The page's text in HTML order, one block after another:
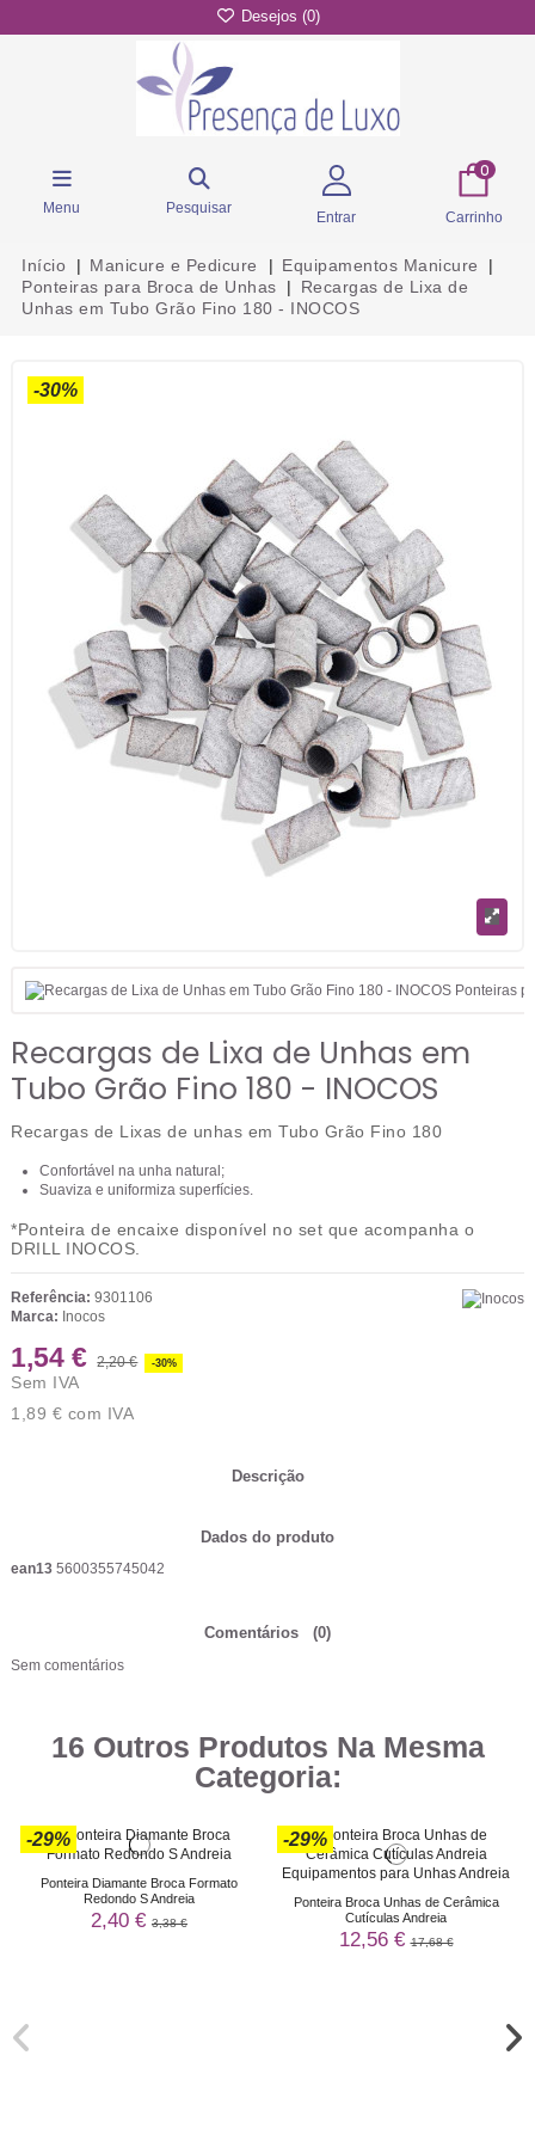
Desejos (0)
Menu Pesquisar
Entrar
0
Carrinho
Início Manicure e Pedicure
Equipamentos Manicure
Ponteiras para Broca de Unhas
Recargas de Lixa de
Unhas em Tubo Grão Fino 180 - INOCOS
-30%
Recargas de Lixa de Unhas em
Tubo Grão Fino 180 - INOCOS
Recargas de Lixas de unhas em Tubo Grão Fino 180
Confortável na unha natural;
Suaviza e uniformiza superfícies.
*Ponteira de encaixe disponível no set que acompanha o
DRILL INOCOS.
Referência: 9301106
Marca: Inocos
1,54 € 2,20 € -30%
Sem IVA
1,89 € com IVA
Descrição
Dados do produto
ean13 5600355745042
Comentários (0)
Sem comentários
16 Outros Produtos Na Mesma
Categoria:
-29%
Ponteira Diamante Broca Formato
Redondo S Andreia
2,40 € 3,38 €
-29%
Ponteira Broca Unhas de Cerâmica
Cutículas Andreia
12,56 €17,68 €